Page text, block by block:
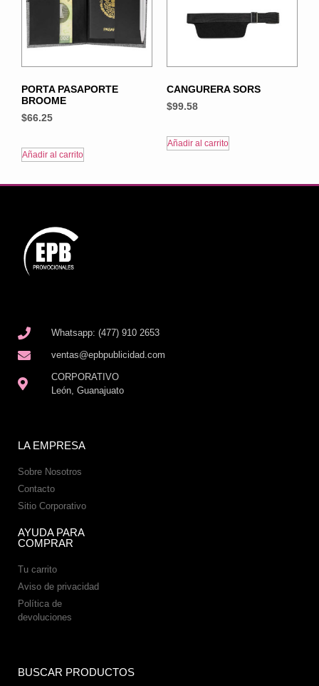
PORTA PASAPORTE
BROOME
$66.25
Añadir al carrito
CANGURERA SORS
$99.58
Añadir al carrito
Whatsapp: (477) 910 2653
ventas@epbpublicidad.com
CORPORATIVO
León, Guanajuato
LA EMPRESA
Sobre Nosotros
Contacto
Sitio Corporativo
AYUDA PARA
COMPRAR
Tu carrito
Aviso de privacidad
Política de
devoluciones
BUSCAR PRODUCTOS